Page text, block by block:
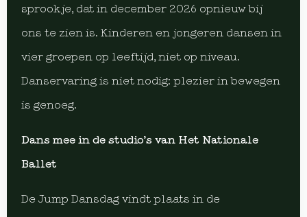
sprookje, dat in december 2026 opnieuw bij
ons te zien is. Kinderen en jongeren dansen in
vier groepen op leeftijd, niet op niveau.
Danservaring is niet nodig: plezier in bewegen
is genoeg.
Dans mee in de studio’s van Het Nationale
Ballet
De Jump Dansdag vindt plaats in de